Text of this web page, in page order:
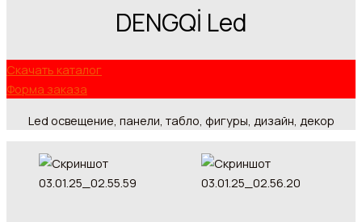
DENGQİ Led
Скачать каталог
Форма заказа
Led освещение, панели, табло, фигуры, дизайн, декор